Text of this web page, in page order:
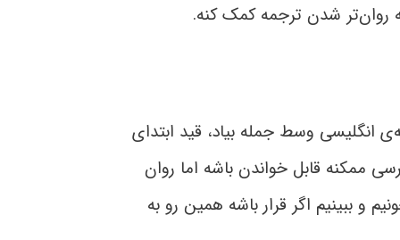
روان‌تر شدن ترجمه کمک کنه.
انگلیسی وسط جمله بیاد، قید ابتدای
ممکنه قابل خواندن باشه اما روان
و ببینیم اگر قرار باشه همین رو به